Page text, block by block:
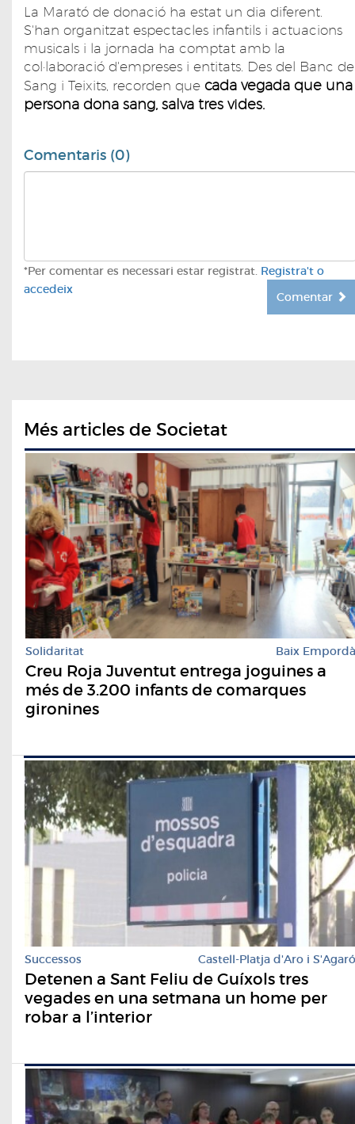
La Marató de donació ha estat un dia diferent.
S'han organitzat espectacles infantils i actuacions
musicals i la jornada ha comptat amb la
col·laboració d'empreses i entitats. Des del Banc de
Sang i Teixits, recorden que cada vegada que una
persona dona sang, salva tres vides.
Comentaris (0)
*Per comentar es necessari estar registrat. Registra't o
accedeix
Comentar
Més articles de Societat
Solidaritat Baix Empordà
Creu Roja Juventut entrega joguines a
més de 3.200 infants de comarques
gironines
Successos Castell-Platja d'Aro i S'Agaró
Detenen a Sant Feliu de Guíxols tres
vegades en una setmana un home per
robar a l’interior